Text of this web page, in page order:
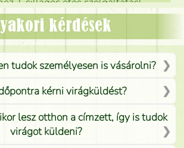
Mónika
kérdések
tudok személyesen is vásárolni?
kérni virágküldést?
lesz otthon a címzett, így is tudok
virágot küldeni?